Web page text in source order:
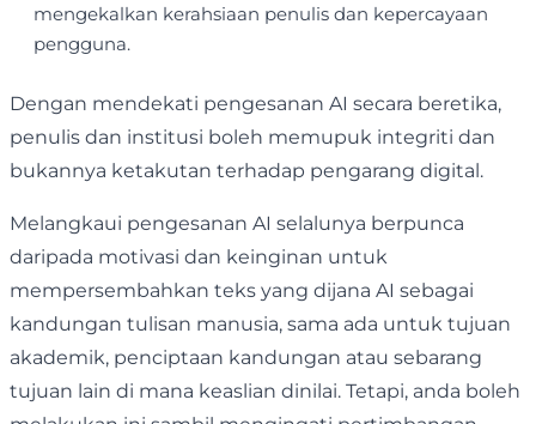
mengekalkan kerahsiaan penulis dan kepercayaan
pengguna.
Dengan mendekati pengesanan AI secara beretika,
penulis dan institusi boleh memupuk integriti dan
bukannya ketakutan terhadap pengarang digital.
Melangkaui pengesanan AI selalunya berpunca
daripada motivasi dan keinginan untuk
mempersembahkan teks yang dijana AI sebagai
kandungan tulisan manusia, sama ada untuk tujuan
akademik, penciptaan kandungan atau sebarang
tujuan lain di mana keaslian dinilai. Tetapi, anda boleh